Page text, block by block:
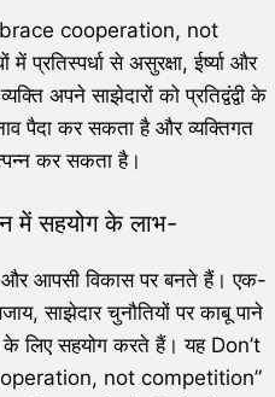
cooperation, not
से असुरक्षा, ईर्ष्या और
अपने साझेदारों को प्रतिद्वंद्वी के
पैदा कर सकता है और व्यक्तिगत
कर सकता है।
में सहयोग के लाभ-
और आपसी विकास पर बनते हैं। एक-
साझेदार चुनौतियों पर काबू पाने
के लिए सहयोग करते हैं। यह Don’t
not competition”